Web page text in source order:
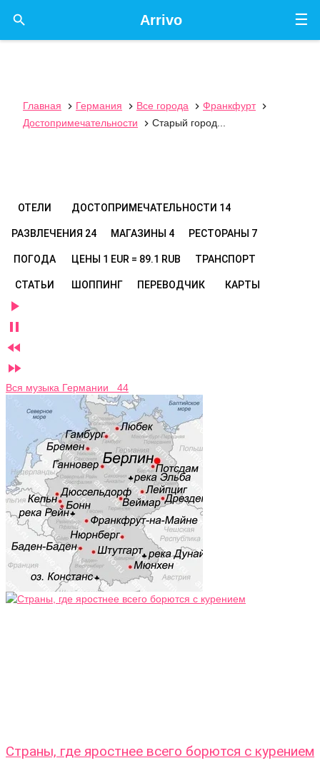
☰
Arrivo

Главная  Германия  Все города  Франкфурт

Достопримечательности
 Старый город...
ОТЕЛИ ДОСТОПРИМЕЧАТЕЛЬНОСТИ 14
РАЗВЛЕЧЕНИЯ 24 МАГАЗИНЫ 4 РЕСТОРАНЫ 7
ПОГОДА ЦЕНЫ 1 EUR = 89.1 RUB ТРАНСПОРТ
СТАТЬИ ШОППИНГ ПЕРЕВОДЧИК КАРТЫ




Вся музыка Германии 44
Страны, где яростнее всего борются с курением